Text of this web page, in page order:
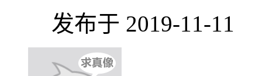
发布于 2019-11-11